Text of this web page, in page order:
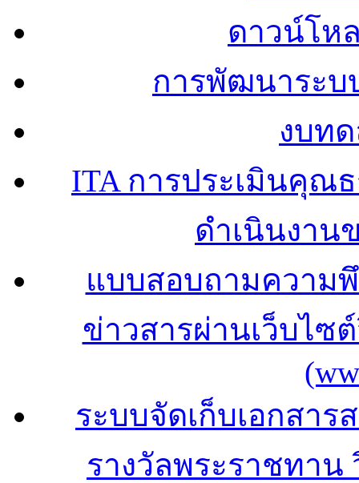
ดาวน์โห
การพัฒนาระ
งบท
ITA การประเมินคุณ
ดำเนินงาน
แบบสอบถามความ
ข่าวสารผ่านเว็บไซ
ระบบจัดเก็บเอกสา
รางวัลพระราชทา